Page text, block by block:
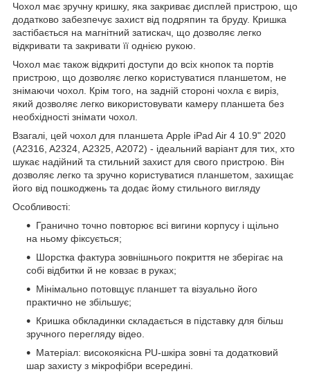
Чохол має зручну кришку, яка закриває дисплей пристрою, що
додатково забезпечує захист від подряпин та бруду. Кришка
застібається на магнітний затискач, що дозволяє легко
відкривати та закривати її однією рукою.
Чохол має також відкриті доступи до всіх кнопок та портів
пристрою, що дозволяє легко користуватися планшетом, не
знімаючи чохол. Крім того, на задній стороні чохла є виріз,
який дозволяє легко використовувати камеру планшета без
необхідності знімати чохол.
Взагалі, цей чохол для планшета Apple iPad Air 4 10.9" 2020
(A2316, A2324, A2325, A2072) - ідеальний варіант для тих, хто
шукає надійний та стильний захист для свого пристрою. Він
дозволяє легко та зручно користуватися планшетом, захищає
його від пошкоджень та додає йому стильного вигляду
Особливості:
Гранично точно повторює всі вигини корпусу і щільно
на ньому фіксується;
Шорстка фактура зовнішнього покриття не зберігає на
собі відбитки й не ковзає в руках;
Мінімально потовщує планшет та візуально його
практично не збільшує;
Кришка обкладинки складається в підставку для більш
зручного перегляду відео.
Матеріал: високоякісна PU-шкіра зовні та додатковий
шар захисту з мікрофібри всередині.